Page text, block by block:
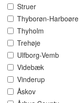
Struer
Thyborøn-Harboøre
Thyholm
Trehøje
Ulfborg-Vemb
Videbæk
Vinderup
Åskov